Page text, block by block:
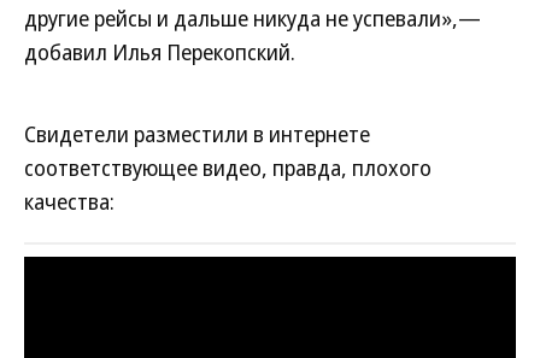
другие рейсы и дальше никуда не успевали»,—
добавил Илья Перекопский.
Свидетели разместили в интернете
соответствующее видео, правда, плохого
качества: